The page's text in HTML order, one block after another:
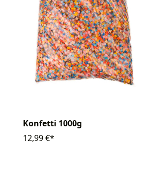
Konfetti 1000g
12,99 €*